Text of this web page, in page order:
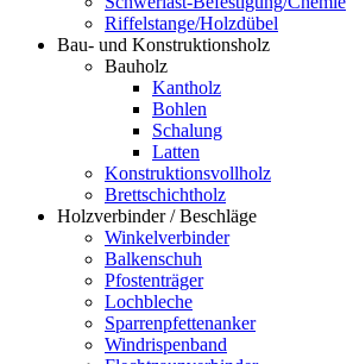
Riffelstange/Holzdübel
Bau- und Konstruktionsholz
Bauholz
Kantholz
Bohlen
Schalung
Latten
Konstruktionsvollholz
Brettschichtholz
Holzverbinder / Beschläge
Winkelverbinder
Balkenschuh
Pfostenträger
Lochbleche
Sparrenpfettenanker
Windrispenband